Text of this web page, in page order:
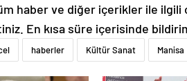
haber ve diğer içerikler ile
En kısa süre içerisinde
haberler Kültür Sanat Manisa